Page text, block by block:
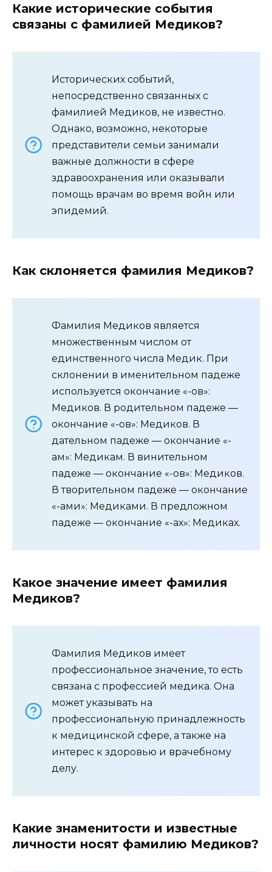
Какие исторические события
связаны с фамилией Медиков?
Исторических событий,
непосредственно связанных с
фамилией Медиков, не известно.
Однако, возможно, некоторые
представители семьи занимали
важные должности в сфере
здравоохранения или оказывали
помощь врачам во время войн или
эпидемий.
Как склоняется фамилия Медиков?
Фамилия Медиков является
множественным числом от
единственного числа Медик. При
склонении в именительном падеже
используется окончание «-ов»:
Медиков. В родительном падеже —
окончание «-ов»: Медиков. В
дательном падеже — окончание «-
ам»: Медикам. В винительном
падеже — окончание «-ов»: Медиков.
В творительном падеже — окончание
«-ами»: Медиками. В предложном
падеже — окончание «-ах»: Медиках.
Какое значение имеет фамилия
Медиков?
Фамилия Медиков имеет
профессиональное значение, то есть
связана с профессией медика. Она
может указывать на
профессиональную принадлежность
к медицинской сфере, а также на
интерес к здоровью и врачебному
делу.
Какие знаменитости и известные
личности носят фамилию Медиков?